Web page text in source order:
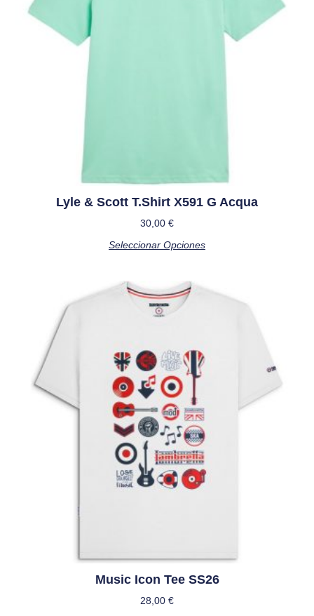
Lyle & Scott T.Shirt X591 G Acqua
30,00 €
Seleccionar Opciones
Music Icon Tee SS26
28,00 €